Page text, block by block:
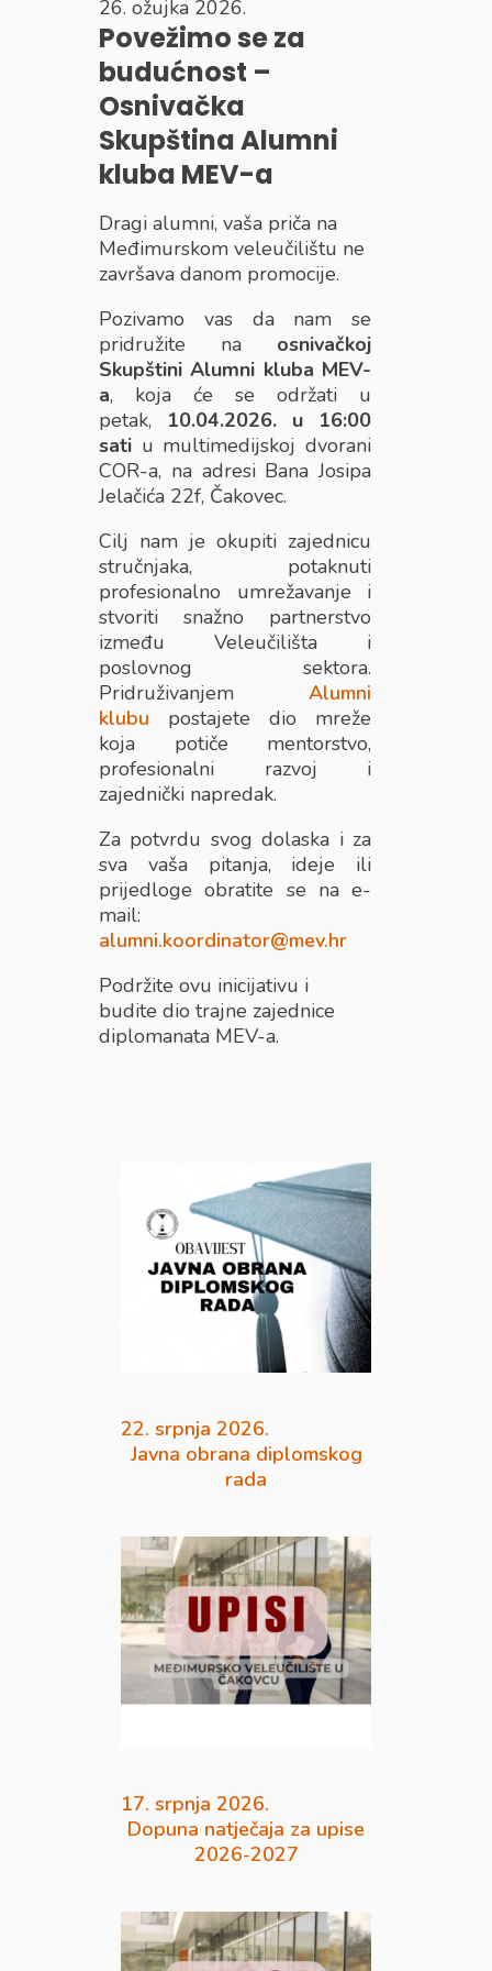
26. ožujka 2026.
Povežimo se za
budućnost –
Osnivačka
Skupština Alumni
kluba MEV-a
Dragi alumni, vaša priča na
Međimurskom veleučilištu ne
završava danom promocije.
Pozivamo vas da nam se
pridružite na osnivačkoj
Skupštini Alumni kluba MEV-
a, koja će se održati u
petak, 10.04.2026. u 16:00
satiu multimedijskoj dvorani
COR-a, na adresi Bana Josipa
Jelačića 22f, Čakovec.
Cilj nam je okupiti zajednicu
stručnjaka, potaknuti
profesionalno umrežavanje i
stvoriti snažno partnerstvo
između Veleučilišta i
poslovnog sektora.
PridruživanjemAlumni
klubu postajete dio mreže
koja potiče mentorstvo,
profesionalni razvoj i
zajednički napredak.
Za potvrdu svog dolaska i za
sva vaša pitanja, ideje ili
prijedloge obratite se na e-
mail:
alumni.koordinator@mev.hr
Podržite ovu inicijativu i
budite dio trajne zajednice
diplomanata MEV-a.
22. srpnja 2026.
Javna obrana diplomskog
rada
17. srpnja 2026.
Dopuna natječaja za upise
2026-2027